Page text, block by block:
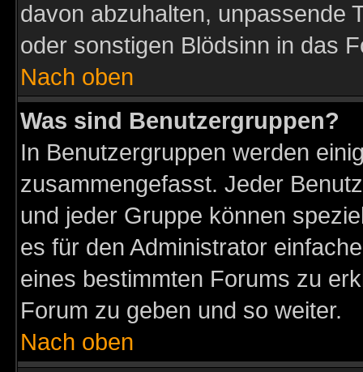
davon abzuhalten, unpassende
oder sonstigen Blödsinn in das
Nach oben
Was sind Benutzergruppen?
In Benutzergruppen werden
zusammengefasst. Jeder
und jeder Gruppe können
es für den Administrator
eines bestimmten Forums zu
Forum zu geben und so weiter.
Nach oben